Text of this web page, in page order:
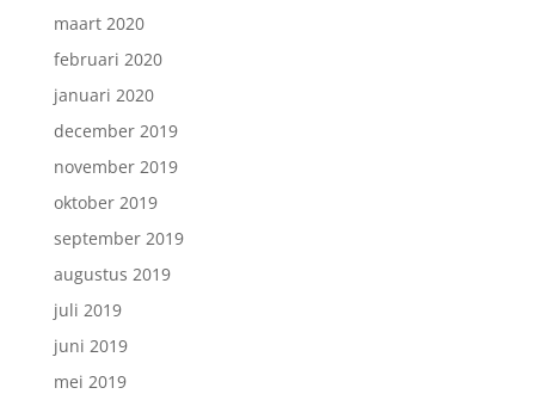
maart 2020
februari 2020
januari 2020
december 2019
november 2019
oktober 2019
september 2019
augustus 2019
juli 2019
juni 2019
mei 2019